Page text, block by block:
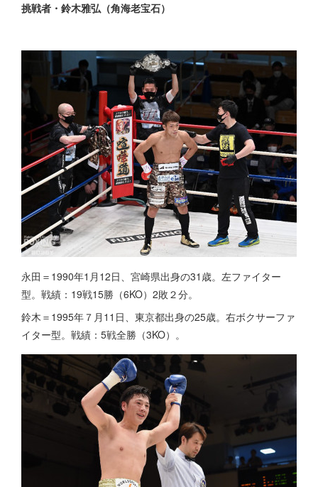
挑戦者・鈴木雅弘（角海老宝石）
永田＝1990年1月12日、宮崎県出身の31歳。左ファイター
型。戦績：19戦15勝（6KO）2敗２分。
鈴木＝1995年７月11日、東京都出身の25歳。右ボクサーファ
イター型。戦績：5戦全勝（3KO）。